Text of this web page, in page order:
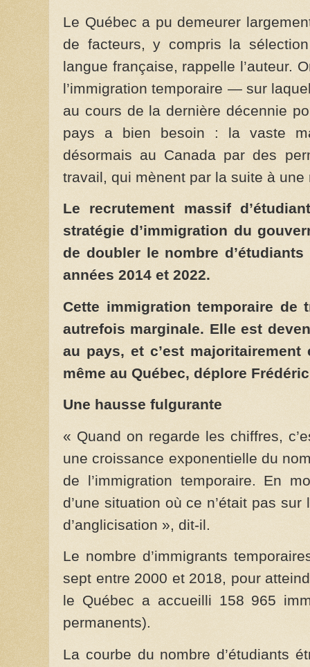
Le Québec a pu demeurer
de facteurs, y compris la
langue française, rappelle l’auteur.
l’immigration temporaire — sur
au cours de la dernière décennie
pays a bien besoin : la vaste
désormais au Canada par des
travail, qui mènent par la suite à
Le recrutement massif
stratégie d’immigration du
de doubler le nombre
années 2014 et 2022.
Cette immigration temporaire de
autrefois marginale. Elle est
au pays, et c’est
même au Québec, déplore
Une hausse fulgurante
« Quand on regarde les chiffres,
une croissance exponentielle du
de l’immigration temporaire. En
d’une situation où ce n’était pas
d’anglicisation », dit-il.
Le nombre d’immigrants
sept entre 2000 et 2018, pour
le Québec a accueilli 158 965
permanents).
La courbe du nombre d’étudiants